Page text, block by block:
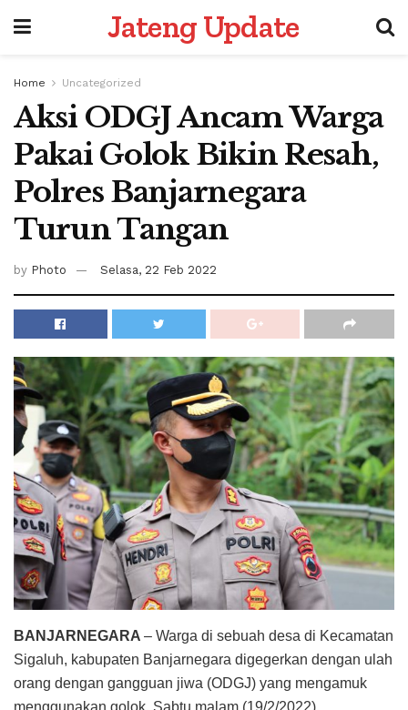
Jateng Update
Home Uncategorized
Aksi ODGJ Ancam Warga
Pakai Golok Bikin Resah,
Polres Banjarnegara
Turun Tangan
by Photo Selasa, 22 Feb 2022
BANJARNEGARA – Warga di sebuah desa di Kecamatan
Sigaluh, kabupaten Banjarnegara digegerkan dengan ulah
orang dengan gangguan jiwa (ODGJ) yang mengamuk